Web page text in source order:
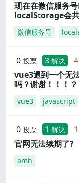
现在在微信服务
localStorage会
微信服务号
0 投票 3 解决
vue3遇到一个无
吗？谢谢！！！？
vue3 javascript
0 投票 1 解决
官网无法续期了?
amh